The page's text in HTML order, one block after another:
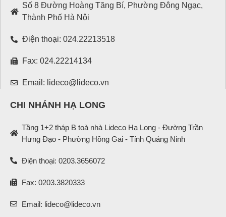
Số 8 Đường Hoàng Tăng Bí, Phường Đông Ngạc,
Thành Phố Hà Nội
Điện thoại: 024.22213518
Fax: 024.22214134
Email: lideco@lideco.vn
CHI NHÁNH HẠ LONG
Tầng 1+2 tháp B toà nhà Lideco Hạ Long - Đường Trần
Hưng Đạo - Phường Hồng Gai - Tỉnh Quảng Ninh
Điện thoại: 0203.3656072
Fax: 0203.3820333
Email: lideco@lideco.vn